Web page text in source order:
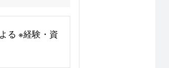
る ※経験・資